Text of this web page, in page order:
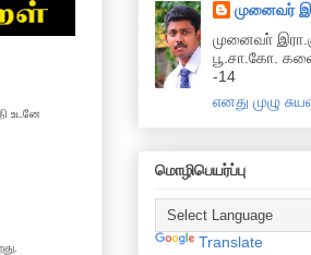
உடனே
முனைவர்
முனைவா்
பூ.சா.கோ.
-14
எனது முழு
மொழிபெயர்ப்பு
Translate